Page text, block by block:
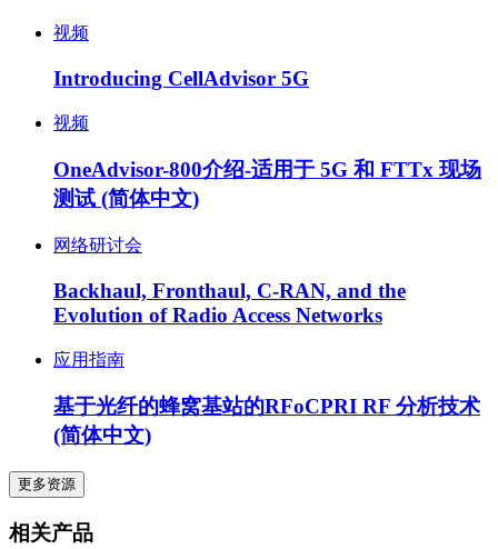
视频
Introducing CellAdvisor 5G
视频
OneAdvisor-800介绍-适用于 5G 和 FTTx 现场
测试 (简体中文)
网络研讨会
Backhaul, Fronthaul, C-RAN, and the
Evolution of Radio Access Networks
应用指南
基于光纤的蜂窝基站的RFoCPRI RF 分析技术
(简体中文)
更多资源
相关产品